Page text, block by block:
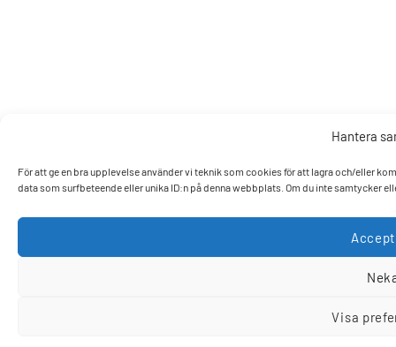
Hantera
För att ge en bra upplevelse använder vi teknik som cookies för att lagra och/eller
data som surfbeteende eller unika ID:n på denna webbplats. Om du inte samtycker
Visa